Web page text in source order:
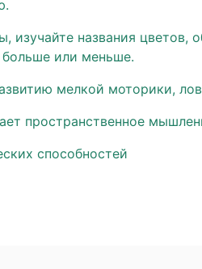
изучайте названия цветов,
или меньше.
мелкой моторики,
пространственное
способностей